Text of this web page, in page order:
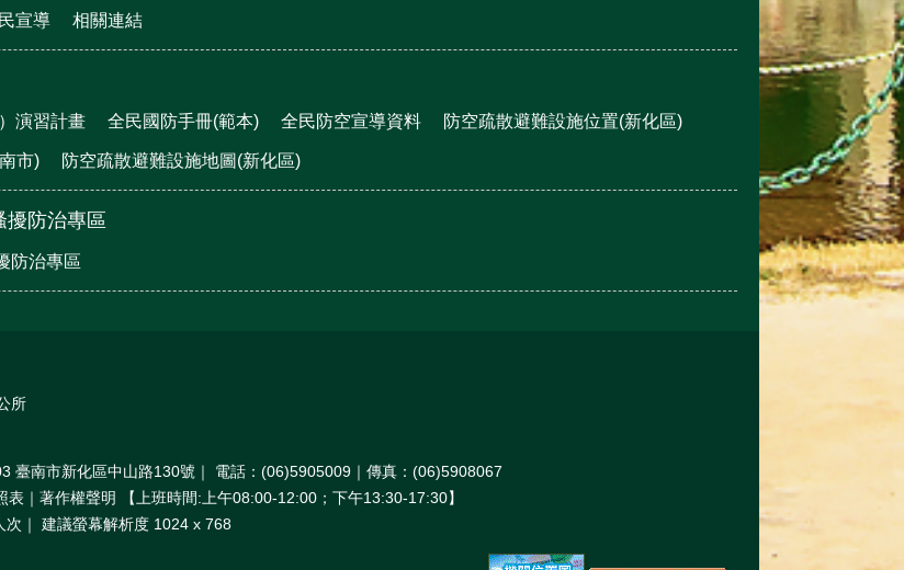
宣導 相關連結
演習計畫 全民國防手冊(範本) 全民防空宣導資料 防空疏散避難設施位置(新化區)
市) 防空疏散避難設施地圖(新化區)
擾防治專區
防治專區
所
臺南市新化區中山路130號｜ 電話：(06)5905009｜傳真：(06)5908067
｜著作權聲明 【上班時間:上午08:00‐12:00；下午13:30‐17:30】
｜ 建議螢幕解析度 1024 x 768